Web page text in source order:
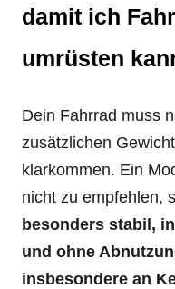
damit ich
umrüsten
Dein Fahrrad muss
zusätzlichen
klarkommen. Ein
nicht zu empfehlen,
besonders stabil,
und ohne
insbesondere an